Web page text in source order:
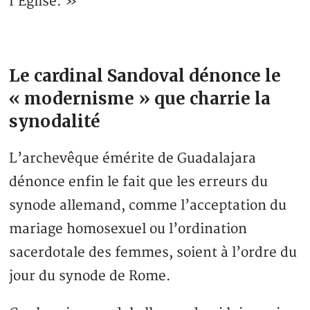
Le cardinal Sandoval dénonce le
« modernisme » que charrie la
synodalité
L’archevêque émérite de Guadalajara
dénonce enfin le fait que les erreurs du
synode allemand, comme l’acceptation du
mariage homosexuel ou l’ordination
sacerdotale des femmes, soient à l’ordre du
jour du synode de Rome.